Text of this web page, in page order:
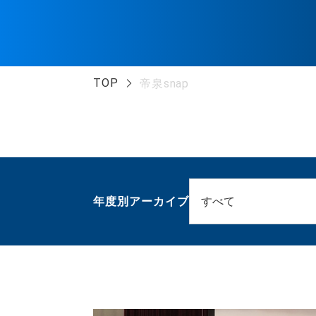
TOP 帝泉snap
年度別アーカイブ